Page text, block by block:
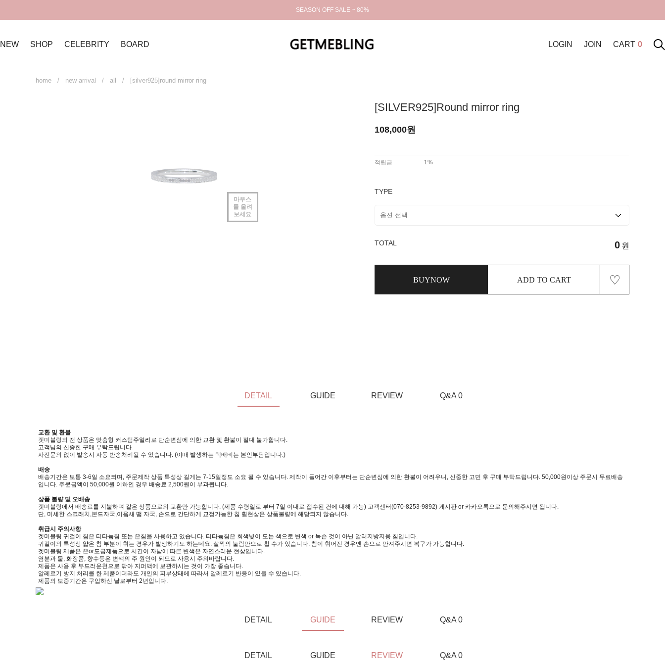
SEASON OFF SALE ~ 80%
NEW SHOP CELEBRITY BOARD LOGIN JOIN CART 0
home / new arrival / all / [silver925]round mirror ring
마우스
를 올려
보세요
[SILVER925]Round mirror ring
108,000원
적립금 1%
TYPE
TOTAL 0 원
BUYNOW ADD TO CART ♡
DETAIL GUIDE REVIEW Q&A 0
교환 및 환불
겟미블링의 전 상품은 맞춤형 커스텀주얼리로 단순변심에 의한 교환 및 환불이 절대 불가합니다.
고객님의 신중한 구매 부탁드립니다.
사전문의 없이 발송시 자동 반송처리될 수 있습니다. (이때 발생하는 택배비는 본인부담입니다.)
배송
배송기간은 보통 3-6일 소요되며, 주문제작 상품 특성상 길게는 7-15일정도 소요 될 수 있습니다. 제작이 들어간 이후부터는 단순변심에 의한 환불이 어려우니, 신중한 고민 후 구매 부탁드립니다. 50,000원이상 주문시 무료배송
입니다. 주문금액이 50,000원 이하인 경우 배송료 2,500원이 부과됩니다.
상품 불량 및 오배송
겟미블링에서 배송료를 지불하며 같은 상품으로의 교환만 가능합니다. (제품 수령일로 부터 7일 이내로 접수된 건에 대해 가능) 고객센터(070-8253-9892) 게시판 or 카카오톡으로 문의해주시면 됩니다.
단, 미세한 스크래치,본드자국,이음새 땜 자국, 손으로 간단하게 교정가능한 침 휨현상은 상품불량에 해당되지 않습니다.
취급시 주의사항
겟미블링 귀걸이 침은 티타늄침 또는 은침을 사용하고 있습니다. 티타늄침은 회색빛이 도는 색으로 변색 or 녹슨 것이 아닌 알러지방지용 침입니다.
귀걸이의 특성상 얇은 침 부분이 휘는 경우가 발생하기도 하는데요. 살짝의 눌림만으로 휠 수가 있습니다. 침이 휘어진 경우엔 손으로 만져주시면 복구가 가능합니다.
겟미블링 제품은 은or도금제품으로 시간이 자남에 따른 변색은 자연스러운 현상입니다.
염분과 물, 화장품, 향수등은 변색의 주 원인이 되므로 사용시 주의바랍니다.
제품은 사용 후 부드러운천으로 닦아 지퍼백에 보관하시는 것이 가장 좋습니다.
알레르기 방지 처리를 한 제품이더라도 개인의 피부상태에 따라서 알레르기 반응이 있을 수 있습니다.
제품의 보증기간은 구입하신 날로부터 2년입니다.
DETAIL GUIDE REVIEW Q&A 0
DETAIL GUIDE REVIEW Q&A 0